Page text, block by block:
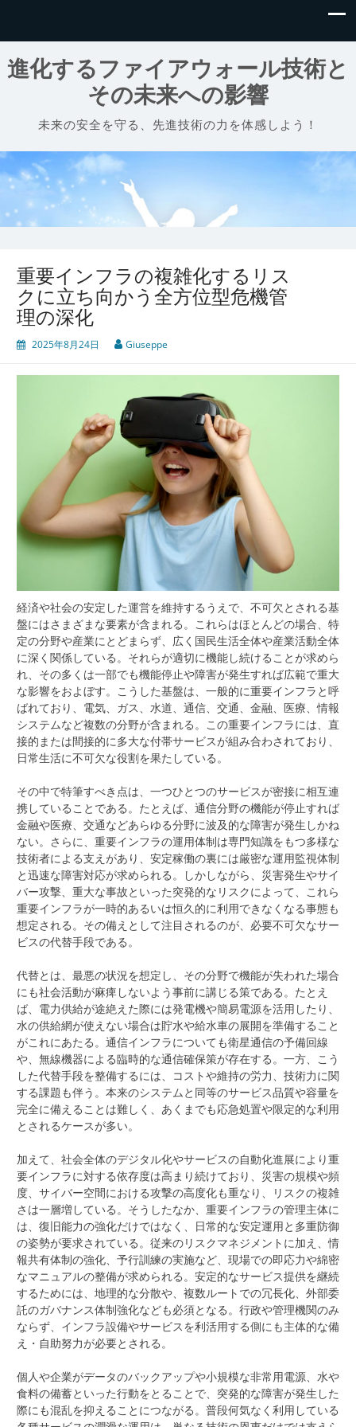
進化するファイアウォール技術と
その未来への影響
未来の安全を守る、先進技術の力を体感しよう！
重要インフラの複雑化するリス
クに立ち向かう全方位型危機管
理の深化
2025年8月24日 Giuseppe
経済や社会の安定した運営を維持するうえで、不可欠とされる基
盤にはさまざまな要素が含まれる。 これらはほとんどの場合、特
定の分野や産業にとどまらず、広く国民生活全体や産業活動全体
に深く関係している。それらが適切に機能し続けることが求めら
れ、その多くは一部でも機能停止や障害が発生すれば広範で重大
な影響をおよぼす。こうした基盤は、一般的に重要インフラと呼
ばれており、電気、ガス、水道、通信、交通、金融、医療、情報
システムなど複数の分野が含まれる。この重要インフラには、直
接的または間接的に多大な付帯サービスが組み合わされており、
日常生活に不可欠な役割を果たしている。
その中で特筆すべき点は、一つひとつのサービスが密接に相互連
携していることである。たとえば、通信分野の機能が停止すれば
金融や医療、交通などあらゆる分野に波及的な障害が発生しかね
ない。さらに、重要インフラの運用体制は専門知識をもつ多様な
技術者による支えがあり、安定稼働の裏には厳密な運用監視体制
と迅速な障害対応が求められる。しかしながら、災害発生やサイ
バー攻撃、重大な事故といった突発的なリスクによって、これら
重要インフラが一時的あるいは恒久的に利用できなくなる事態も
想定される。その備えとして注目されるのが、必要不可欠なサー
ビスの代替手段である。
代替とは、最悪の状況を想定し、その分野で機能が失われた場合
にも社会活動が麻痺しないよう事前に講じる策である。たとえ
ば、電力供給が途絶えた際には発電機や簡易電源を活用したり、
水の供給網が使えない場合は貯水や給水車の展開を準備すること
がこれにあたる。通信インフラについても衛星通信の予備回線
や、無線機器による臨時的な通信確保策が存在する。一方、こう
した代替手段を整備するには、コストや維持の労力、技術力に関
する課題も伴う。本来のシステムと同等のサービス品質や容量を
完全に備えることは難しく、あくまでも応急処置や限定的な利用
とされるケースが多い。
加えて、社会全体のデジタル化やサービスの自動化進展により重
要インフラに対する依存度は高まり続けており、災害の規模や頻
度、サイバー空間における攻撃の高度化も重なり、リスクの複雑
さは一層増している。そうしたなか、重要インフラの管理主体に
は、復旧能力の強化だけではなく、日常的な安定運用と多重防御
の姿勢が要求されている。従来のリスクマネジメントに加え、情
報共有体制の強化、予行訓練の実施など、現場での即応力や綿密
なマニュアルの整備が求められる。安定的なサービス提供を継続
するためには、地理的な分散や、複数ルートでの冗長化、外部委
託のガバナンス体制強化なども必須となる。行政や管理機関のみ
ならず、インフラ設備やサービスを利活用する側にも主体的な備
え・自助努力が必要とされる。
個人や企業がデータのバックアップや小規模な非常用電源、水や
食料の備蓄といった行動をとることで、突発的な障害が発生した
際にも混乱を抑えることにつながる。普段何気なく利用している